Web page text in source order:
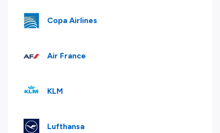
Copa Airlines
Air France
KLM
Lufthansa